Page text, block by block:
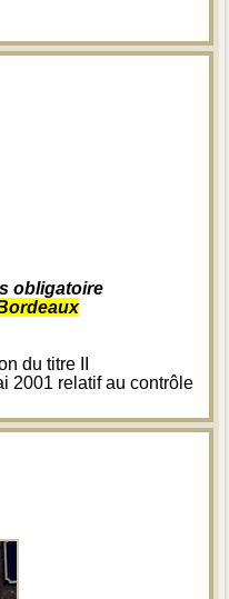
obligatoire
du titre II
2001 relatif au contrôle